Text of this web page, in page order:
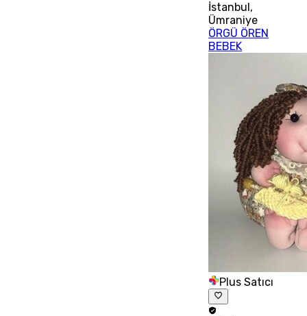
İstanbul ,
Ümraniye
ÖRGÜ ÖREN
BEBEK
Plus Satıcı